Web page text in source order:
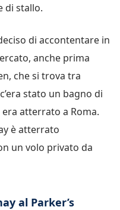
di stallo.
di accontentare in
anche prima
che si trova tra
stato un bagno di
atterrato a Roma.
è atterrato
un volo privato da
al Parker’s